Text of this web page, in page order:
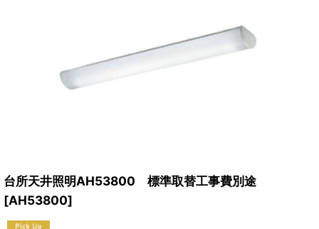
台所天井照明AH53800 標準取替工事費別途
[AH53800]